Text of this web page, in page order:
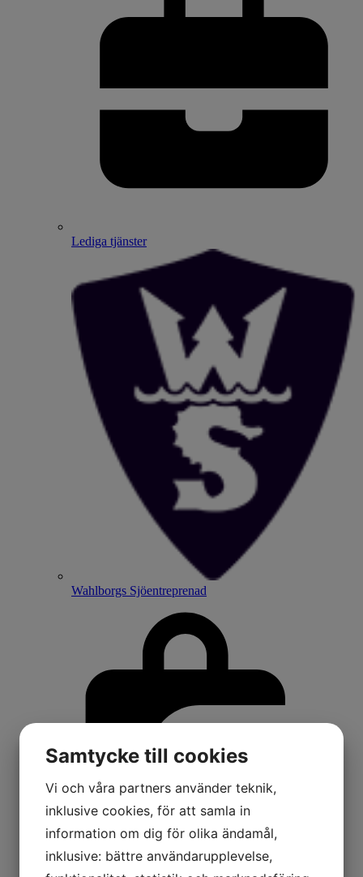
Lediga tjänster
Wahlborgs Sjöentreprenad
Samtycke till cookies
Vi och våra partners använder teknik,
inklusive cookies, för att samla in
information om dig för olika ändamål,
inklusive: bättre användarupplevelse,